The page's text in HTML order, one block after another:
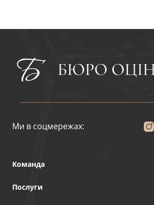
Ми в соцмережах:
Команда
Послуги